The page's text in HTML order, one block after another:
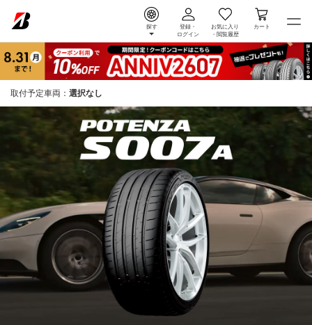
探す
登録・
ログイン
お気に入り
・ 閲覧履歴
カート
取付予定車両： 選択なし